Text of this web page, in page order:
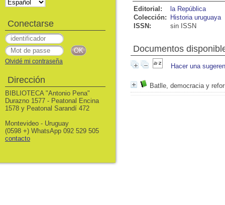
Editorial:
la República
Colección:
Historia uruguaya
ISSN:
sin ISSN
Documentos
Hacer una
Batlle, democracia y
Conectarse
Olvidé mi contraseña
Dirección
BIBLIOTECA "Antonio Pena"
Durazno 1577 - Peatonal Encina
1578 y Peatonal Sarandí 472
Montevideo - Uruguay
(0598 +) WhatsApp 092 529 505
contacto